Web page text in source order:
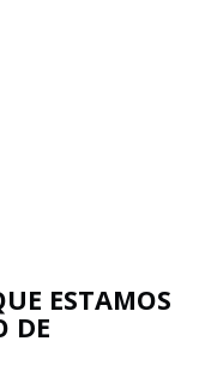
ESTAMOS
DE